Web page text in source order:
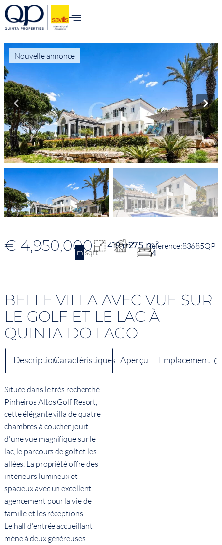
Nouvelle annonce
€ 4,950,000
m2sqft
418 m²275 m²
4
83685QP
BELLE VILLA AVEC VUE SUR
LE GOLF ET LE LAC À
QUINTA DO LAGO
DescriptionCaractéristiques Aperçu Emplacement
Située dans le très recherché
Pinheiros Altos Golf Resort,
cette élégante villa de quatre
chambres à coucher jouit
d'une vue magnifique sur le
lac, le parcours de golf et les
allées. La propriété offre des
intérieurs lumineux et
spacieux avec un excellent
agencement pour la vie de
famille et les réceptions.
Le hall d'entrée accueillant
mène à deux généreuses